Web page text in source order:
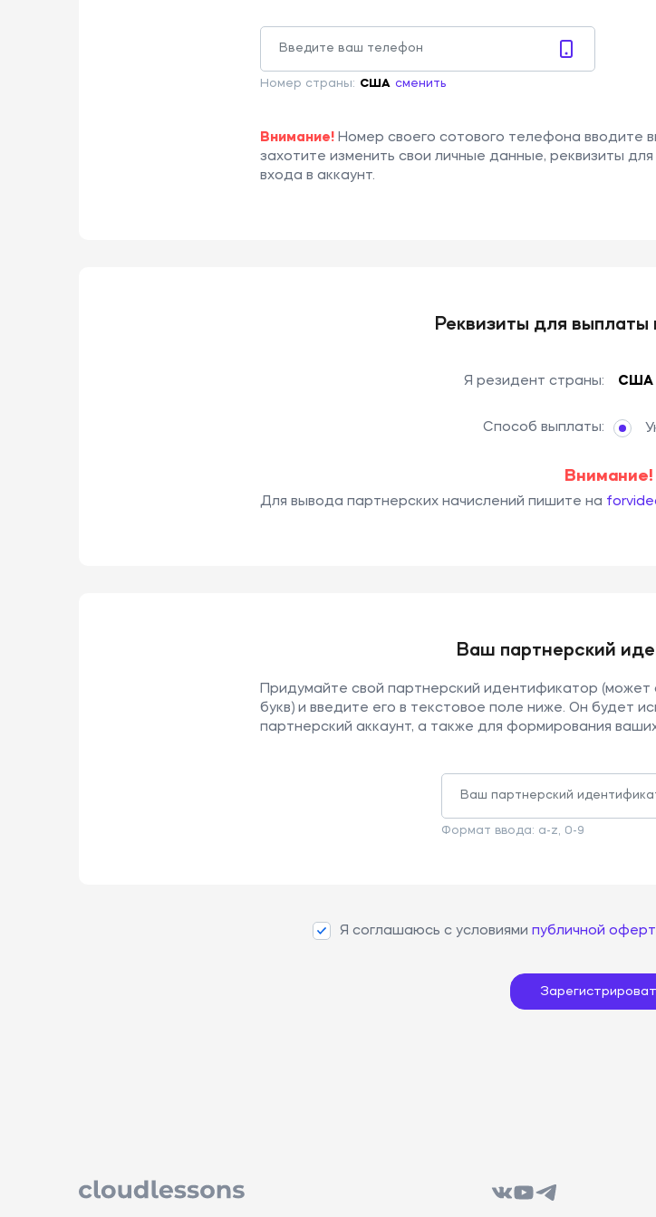
Номер страны: США сменить
Внимание! Номер своего сотового телефона вводите
захотите изменить свои личные данные, реквизиты
входа в аккаунт.
Реквизиты для
Я резидент страны: США
Способ выплаты:
Внимание!
Для вывода партнерских начислений пишите на
Ваш партнерский
Придумайте свой партнерский идентификатор (может
букв) и введите его в текстовое поле ниже. Он будет
партнерский аккаунт, а также для формирования
Формат ввода: a-z, 0-9
Я соглашаюсь с условиями публичной